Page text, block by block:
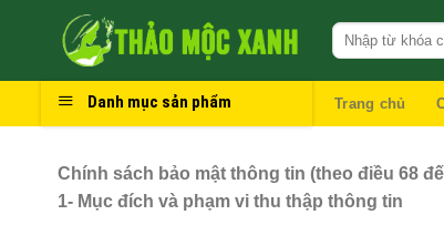
Danh mục sản phẩm Trang chủ
Chính sách bảo mật thông tin (theo điều 68
1- Mục đích và phạm vi thu thập thông tin